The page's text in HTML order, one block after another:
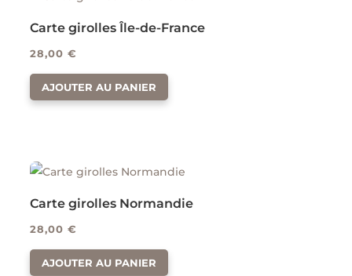
Carte girolles Île-de-France
28,00€
AJOUTER AU PANIER
Carte girolles Normandie
28,00€
AJOUTER AU PANIER